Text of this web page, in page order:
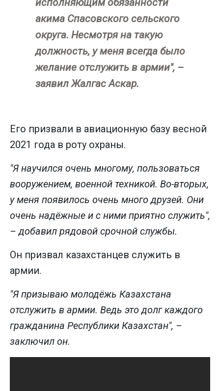
акима Спасовского сельского
округа. Несмотря на такую
должность, у меня всегда было
желание отслужить в армии", –
заявил Жалгас Аскар.
Его призвали в авиационную базу весной
2021 года в роту охраны.
"Я научился очень многому, пользоваться
вооружением, военной техникой. Во-вторых,
у меня появилось очень много друзей. Они
очень надёжные и с ними приятно служить",
– добавил рядовой срочной службы.
Он призвал казахстанцев служить в
армии.
"Я призываю молодёжь Казахстана
отслужить в армии. Ведь это долг каждого
гражданина Республики Казахстан", –
заключил он.